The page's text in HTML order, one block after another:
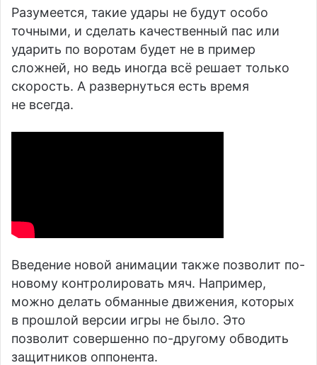
Разумеется, такие удары не будут особо
точными, и сделать качественный пас или
ударить по воротам будет не в пример
сложней, но ведь иногда всё решает только
скорость. А развернуться есть время
не всегда.
Введение новой анимации также позволит по-
новому контролировать мяч. Например,
можно делать обманные движения, которых
в прошлой версии игры не было. Это
позволит совершенно по-другому обводить
защитников оппонента.